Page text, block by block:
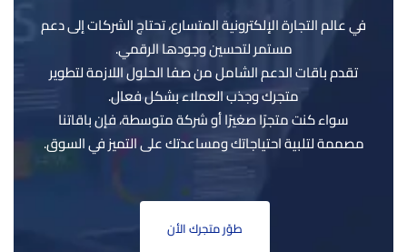
في عالم التجارة الإلكترونية المتسارع، تحتاج الشركات إلى دعم
مستمر لتحسين وجودها الرقمي.
تقدم باقات الدعم الشامل من صفا الحلول اللازمة لتطوير
متجرك وجذب العملاء بشكل فعال.
سواء كنت متجرًا صغيرًا أو شركة متوسطة، فإن باقاتنا
مصممة لتلبية احتياجاتك ومساعدتك على التميز في السوق.
طوّر متجرك الأن